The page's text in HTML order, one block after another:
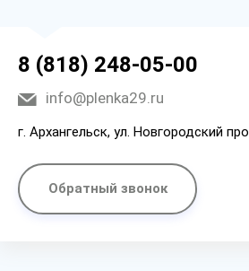
8 (818) 248-05-00
info@plenka29.ru
г. Архангельск, ул. Новгородский
Обратный звонок